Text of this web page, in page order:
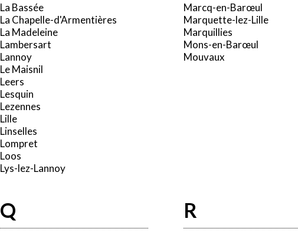
La Bassée
La Chapelle-d'Armentières
La Madeleine
Lambersart
Lannoy
Le Maisnil
Leers
Lesquin
Lezennes
Lille
Linselles
Lompret
Loos
Lys-lez-Lannoy
Marcq-en-Barœul
Marquette-lez-Lille
Marquillies
Mons-en-Barœul
Mouvaux
Q R